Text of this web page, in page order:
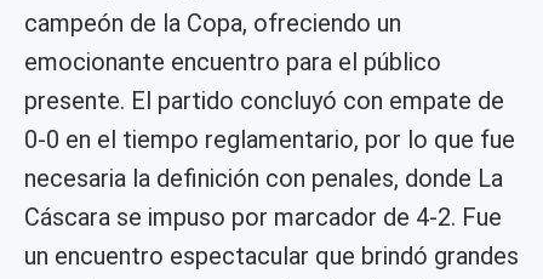
campeón de la Copa, ofreciendo un
emocionante encuentro para el público
presente. El partido concluyó con empate de
0-0 en el tiempo reglamentario, por lo que fue
necesaria la definición con penales, donde La
Cáscara se impuso por marcador de 4-2. Fue
un encuentro espectacular que brindó grandes